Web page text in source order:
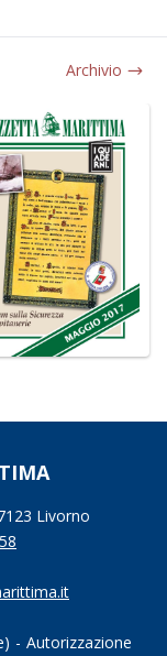
Archivio
Livorno
- Autorizzazione